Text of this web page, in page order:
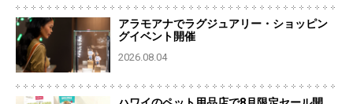
アラモアナでラグジュアリー・ショッピン
グイベント開催
2026.08.04